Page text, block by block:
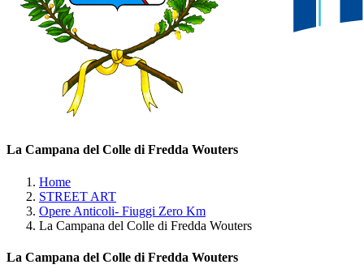
La Campana del Colle di Fredda Wouters
Home
STREET ART
Opere Anticoli- Fiuggi Zero Km
La Campana del Colle di Fredda Wouters
La Campana del Colle di Fredda Wouters